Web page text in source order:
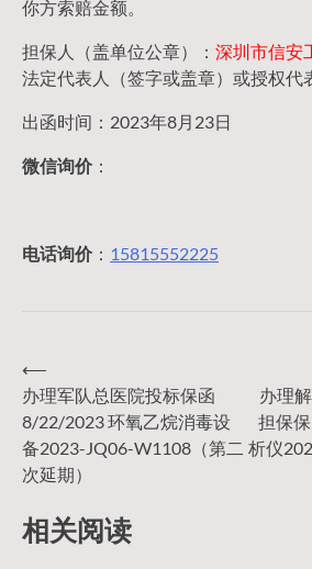
你方索赔金额。
担保人（盖单位公章）： 深圳市信安
法定代表人（签字或盖章）或授权代
出函时间：2023年8月23日
微信询价：
电话询价： 15815552225
文
章
导
⟵
办理军队总医院投标保函
8/22/2023 环氧乙烷消毒设
备2023-JQ06-W1108（第二
次延期）
办理
担保
析仪
相关阅读